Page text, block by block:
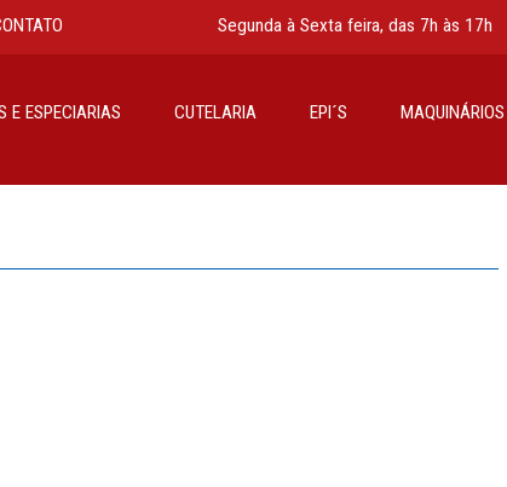
Segunda à Sexta feira, das 7h às 17h
E ESPECIARIAS CUTELARIA EPI´S MAQUINÁRIOS